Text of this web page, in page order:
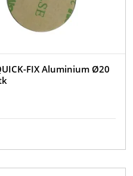
FIX Aluminium Ø20